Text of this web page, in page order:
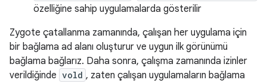
özelliğine sahip uygulamalarda gösterilir
Zygote çatallanma zamanında, çalışan her uygulama için
bir bağlama ad alanı oluşturur ve uygun ilk görünümü
bağlama bağlarız. Daha sonra, çalışma zamanında izinler
verildiğinde vold , zaten çalışan uygulamaların bağlama